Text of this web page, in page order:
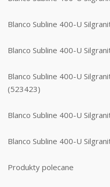
Blanco Subline 400-U
Blanco Subline 400-U
Blanco Subline 400-U
(523423)
Blanco Subline 400-U
Blanco Subline 400-U
Produkty polecane